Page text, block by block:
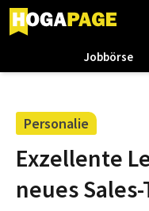
Jobbörse
Personalie
Exzellente
neues